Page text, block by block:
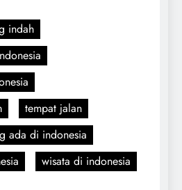
indah
tempat jalan
ada di indonesia
wisata di indonesia